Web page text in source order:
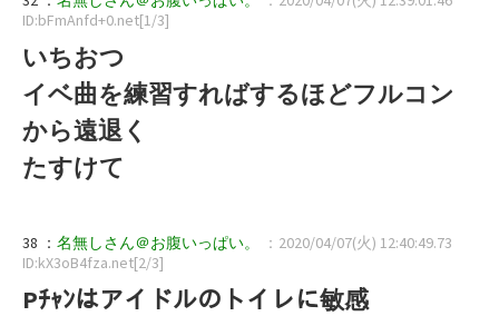
ID:bFmAnfd+0.net[1/3]
いちおつ
イベ曲を練習すればするほどフルコン
から遠退く
たすけて
38 ： 名無しさん＠お腹いっぱい。
：2020/04/07(火) 12:40:49.73
ID:kX3oB4fza.net[2/3]
Pﾁｬﾝはアイドルのトイレに敏感